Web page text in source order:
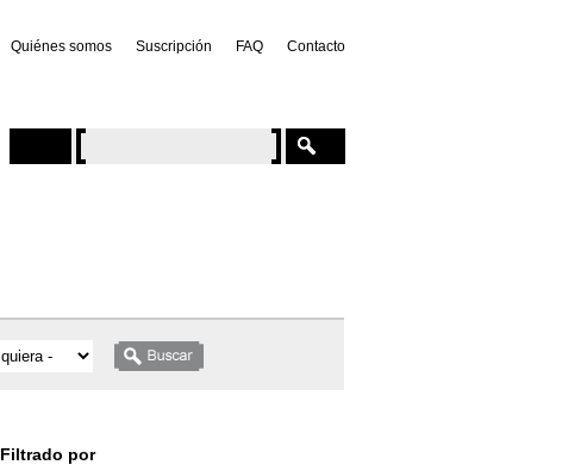
Quiénes somos Suscripción FAQ Contacto
Filtrado por